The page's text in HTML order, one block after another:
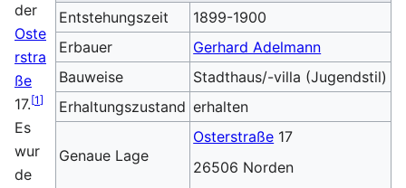
Entstehungszeit
1899-1900
Erbauer
Gerhard Adelmann
Bauweise
Stadthaus/-villa (Jugendstil)
Erhaltungszustand erhalten
Genaue Lage
Osterstraße 17
26506 Norden
der
Oste
rstra
ße
17.[1]
Es
wur
de